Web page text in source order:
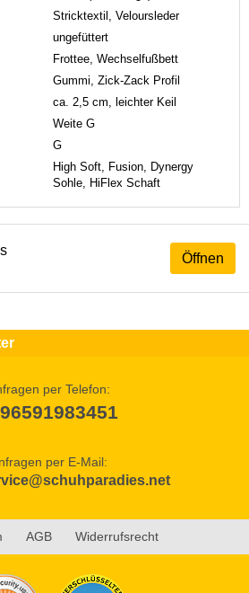
Stricktextil, Veloursleder
ungefüttert
Frottee, Wechselfußbett
Gummi, Zick-Zack Profil
ca. 2,5 cm, leichter Keil
Weite G
G
High Soft, Fusion, Dynergy
Sohle, HiFlex Schaft
Öffnen
per Telefon:
per E-Mail:
AGB Widerrufsrecht